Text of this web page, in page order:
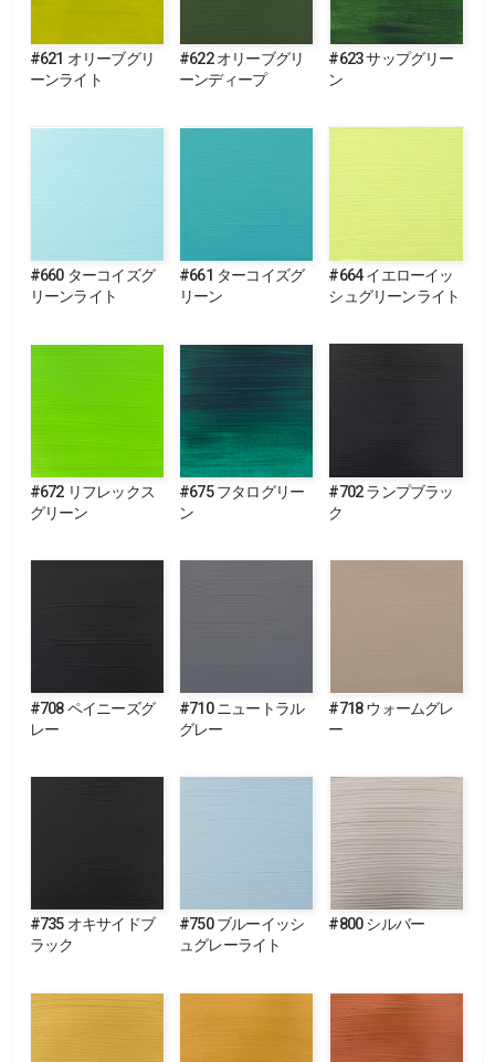
#621 オリーブグリ
ーンライト
#622 オリーブグリ
ーンディープ
#623 サップグリー
ン
#660 ターコイズグ
リーンライト
#661 ターコイズグ
リーン
#664 イエローイッ
シュグリーンライト
#672 リフレックス
グリーン
#675 フタログリー
ン
#702 ランプブラッ
ク
#708 ペイニーズグ
レー
#710 ニュートラル
グレー
#718 ウォームグレ
ー
#735 オキサイドブ
ラック
#750 ブルーイッシ
ュグレーライト
#800 シルバー